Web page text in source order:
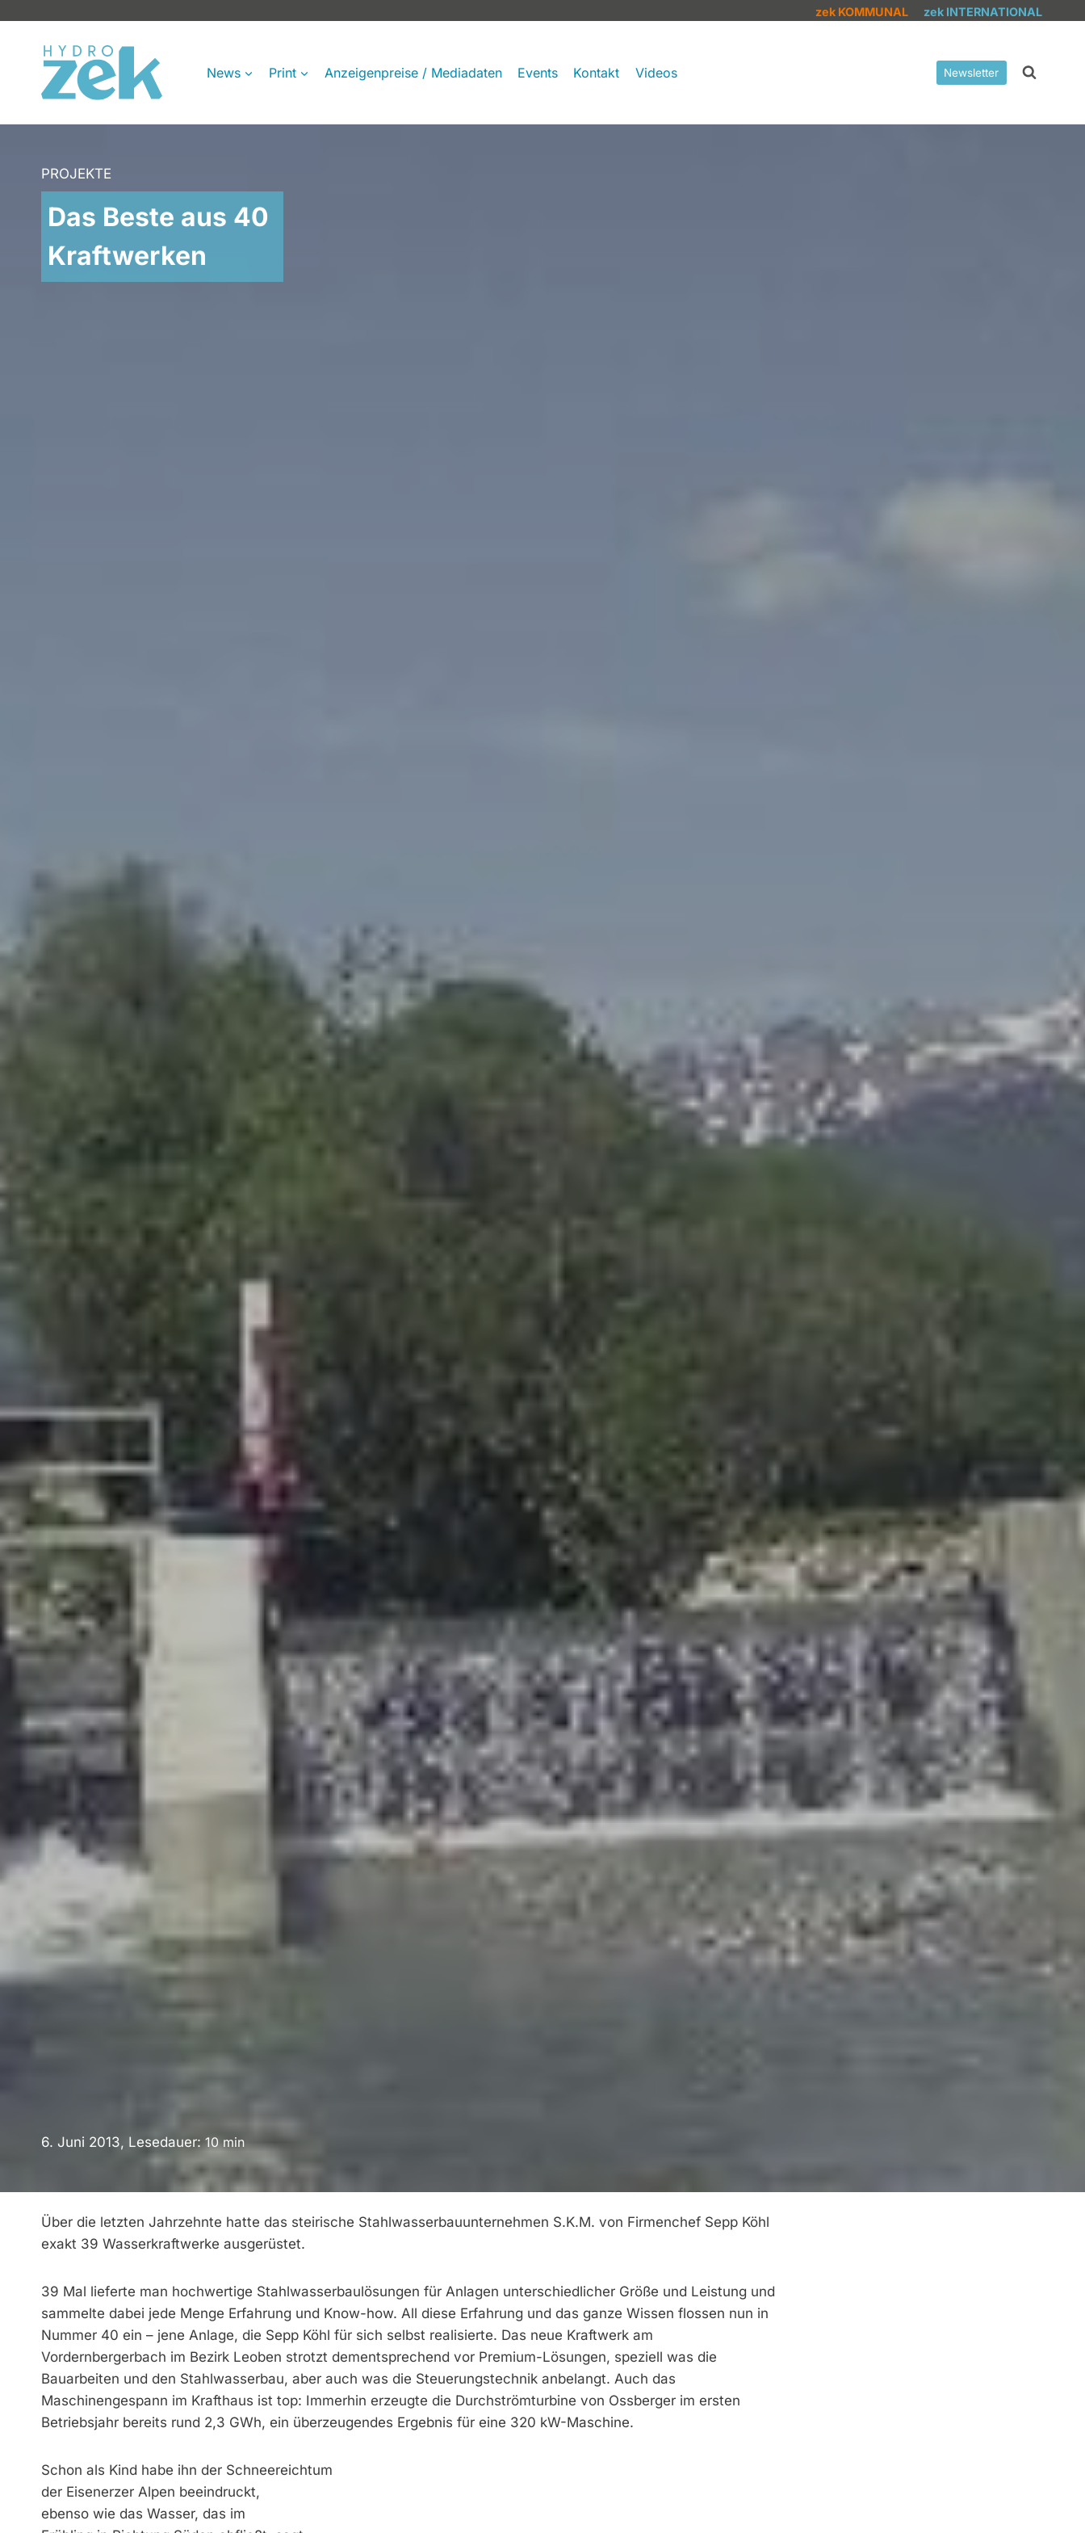
springen
zek KOMMUNAL zek INTERNATIONAL
News Print Anzeigenpreise / Mediadaten Events Kontakt Videos Newsletter
PROJEKTE
Das Beste aus 40
Kraftwerken
6. Juni 2013, Lesedauer: 10min
Über die letzten Jahrzehnte hatte das steirische Stahlwasserbauunternehmen S.K.M. von Firmenchef Sepp Köhl
exakt 39 Wasserkraftwerke ausgerüstet.
39 Mal lieferte man hochwertige Stahlwasserbaulösungen für Anlagen unterschiedlicher Größe und Leistung und
sammelte dabei jede Menge Erfahrung und Know-how. All diese Erfahrung und das ganze Wissen flossen nun in
Nummer 40 ein – jene Anlage, die Sepp Köhl für sich selbst realisierte. Das neue Kraftwerk am
Vordernbergerbach im Bezirk Leoben strotzt dementsprechend vor Premium-Lösungen, speziell was die
Bauarbeiten und den Stahlwasserbau, aber auch was die Steuerungstechnik anbelangt. Auch das
Maschinengespann im Krafthaus ist top: Immerhin erzeugte die Durchströmturbine von Ossberger im ersten
Betriebsjahr bereits rund 2,3 GWh, ein überzeugendes Ergebnis für eine 320 kW-Maschine.
Schon als Kind habe ihn der Schneereichtum
der Eisenerzer Alpen beeindruckt,
ebenso wie das Wasser, das im